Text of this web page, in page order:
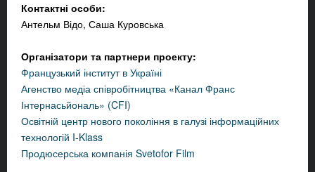
Контактні особи:
Антельм Відо, Саша Куровська
Організатори та партнери проекту:
Французький інститут в Україні
Агенство медіа співробітництва «Канал Франс
Інтернасьйональ» (CFI)
Освітній центр нового покоління в галузі інформаційних
технологій I-Klass
Продюсерська компанія Svetofor Film